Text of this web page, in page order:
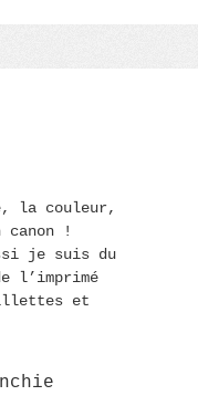
la couleur,
!
je suis du
l’imprimé
et